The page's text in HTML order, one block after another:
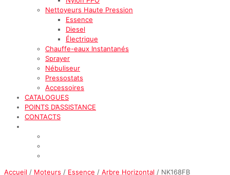
Nettoyeurs Haute Pression
Essence
Diesel
Électrique
Chauffe-eaux Instantanés
Sprayer
Nébuliseur
Pressostats
Accessoires
CATALOGUES
POINTS D’ASSISTANCE
CONTACTS
Accueil / Moteurs / Essence / Arbre Horizontal / NK168FB